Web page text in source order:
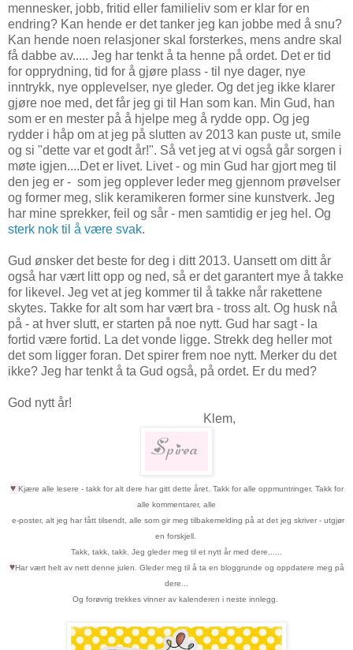
mennesker, jobb, fritid eller familieliv som er klar for en
endring? Kan hende er det tanker jeg kan jobbe med å snu?
Kan hende noen relasjoner skal forsterkes, mens andre skal
få dabbe av..... Jeg har tenkt å ta henne på ordet. Det er tid
for opprydning, tid for å gjøre plass - til nye dager, nye
inntrykk, nye opplevelser, nye gleder. Og det jeg ikke klarer
gjøre noe med, det får jeg gi til Han som kan. Min Gud, han
som er en mester på å hjelpe meg å rydde opp. Og jeg
rydder i håp om at jeg på slutten av 2013 kan puste ut, smile
og si "dette var et godt år!". Så vet jeg at vi også går sorgen i
møte igjen....Det er livet. Livet - og min Gud har gjort meg til
den jeg er - som jeg opplever leder meg gjennom prøvelser
og former meg, slik keramikeren former sine kunstverk. Jeg
har mine sprekker, feil og sår - men samtidig er jeg hel. Og
sterk nok til å være svak.
Gud ønsker det beste for deg i ditt 2013. Uansett om ditt år
også har vært litt opp og ned, så er det garantert mye å takke
for likevel. Jeg vet at jeg kommer til å takke når rakettene
skytes. Takke for alt som har vært bra - tross alt. Og husk nå
på - at hver slutt, er starten på noe nytt. Gud har sagt - la
fortid være fortid. La det vonde ligge. Strekk deg heller mot
det som ligger foran. Det spirer frem noe nytt. Merker du det
ikke? Jeg har tenkt å ta Gud også, på ordet. Er du med?
God nytt år!
Klem,
♥ Kjære alle lesere - takk for alt dere har gitt dette året. Takk for alle oppmuntringer. Takk for
alle kommentarer, alle
e-poster, alt jeg har fått tilsendt, alle som gir meg tilbakemelding på at det jeg skriver - utgjør
en forskjell.
Takk, takk, takk. Jeg gleder meg til et nytt år med dere......
♥Har vært helt av nett denne julen. Gleder meg til å ta en bloggrunde og oppdatere meg på
dere...
Og forøvrig trekkes vinner av kalenderen i neste innlegg.